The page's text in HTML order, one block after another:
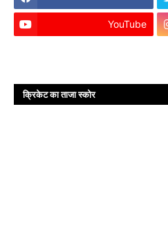
YouTube
क्रिकेट का ताजा स्कोर